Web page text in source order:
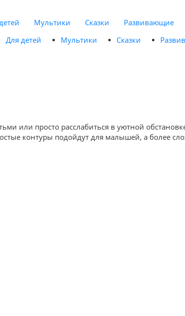
Мультики Сказки Развивающие
Для детей Мультики Сказки
или просто расслабиться в уютной
контуры подойдут для малышей, а более